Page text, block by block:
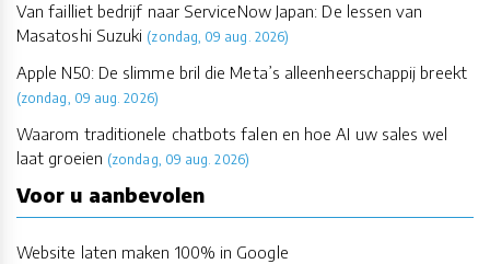
Van failliet bedrijf naar ServiceNow Japan: De lessen van
Masatoshi Suzuki (zondag, 09 aug. 2026)
Apple N50: De slimme bril die Meta’s alleenheerschappij breekt
(zondag, 09 aug. 2026)
Waarom traditionele chatbots falen en hoe AI uw sales wel
laat groeien (zondag, 09 aug. 2026)
Voor u aanbevolen
Website laten maken 100% in Google